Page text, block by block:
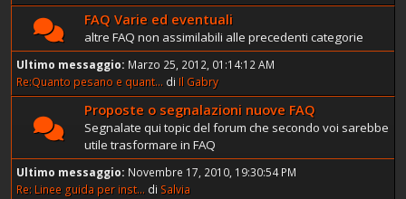
FAQ Varie ed eventuali
altre FAQ non assimilabili alle precedenti categorie
Ultimo messaggio: Marzo 25, 2012, 01:14:12 AM
Re:Quanto pesano e quant... di Il Gabry
Proposte o segnalazioni nuove FAQ
Segnalate qui topic del forum che secondo voi sarebbe
utile trasformare in FAQ
Ultimo messaggio: Novembre 17, 2010, 19:30:54 PM
Re: Linee guida per inst... di Salvia